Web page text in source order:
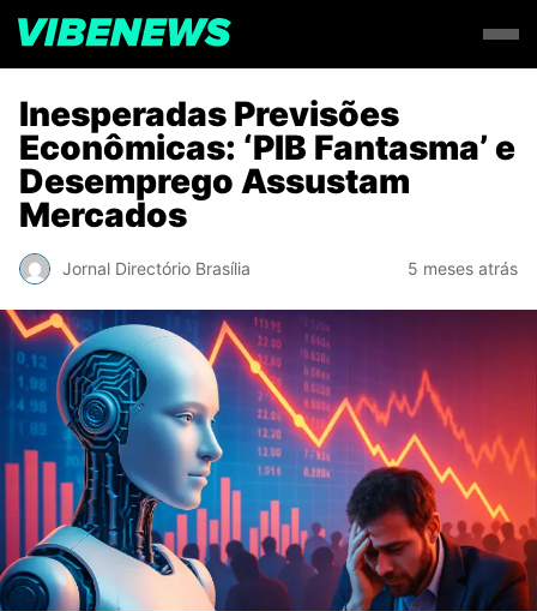
Inesperadas Previsões
Econômicas: ‘PIB Fantasma’ e
Desemprego Assustam
Mercados
Jornal Directório Brasília 5 meses atrás